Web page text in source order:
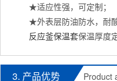
★适应性强，可定制；
★外表层防油防水，耐酸
反应釜保温套保温厚度
3. 产品优势 Product